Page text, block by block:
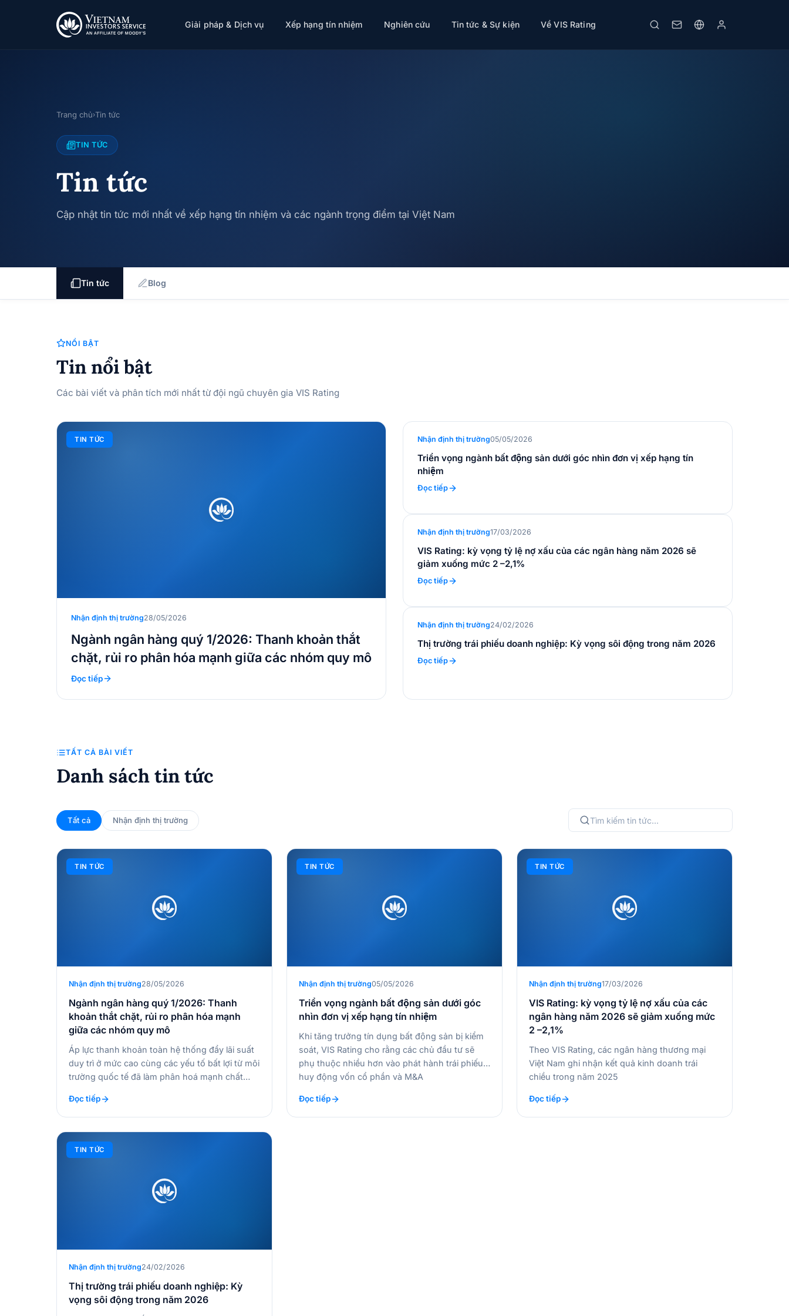
Giải pháp & Dịch vụ Xếp hạng tín nhiệm Nghiên cứu Tin tức & Sự kiện Về VIS Rating
Trang chủ›Tin tức
TIN TỨC
Tin tức
Cập nhật tin tức mới nhất về xếp hạng tín nhiệm và các ngành trọng điểm tại Việt Nam
Tin tức Blog
NỔI BẬT
Tin nổi bật
Các bài viết và phân tích mới nhất từ đội ngũ chuyên gia VIS Rating
TIN TỨC
Nhận định thị trường28/05/2026
Ngành ngân hàng quý 1/2026: Thanh khoản thắt
chặt, rủi ro phân hóa mạnh giữa các nhóm quy mô
Đọc tiếp
Nhận định thị trường05/05/2026
Triển vọng ngành bất động sản dưới góc nhìn đơn vị xếp hạng tín
nhiệm
Đọc tiếp
Nhận định thị trường17/03/2026
VIS Rating: kỳ vọng tỷ lệ nợ xấu của các ngân hàng năm 2026 sẽ
giảm xuống mức 2 –2,1%
Đọc tiếp
Nhận định thị trường24/02/2026
Thị trường trái phiếu doanh nghiệp: Kỳ vọng sôi động trong năm 2026
Đọc tiếp
TẤT CẢ BÀI VIẾT
Danh sách tin tức
Tất cả Nhận định thị trường
TIN TỨC
Nhận định thị trường28/05/2026
Ngành ngân hàng quý 1/2026: Thanh
khoản thắt chặt, rủi ro phân hóa mạnh
giữa các nhóm quy mô
Áp lực thanh khoản toàn hệ thống đẩy lãi suất
duy trì ở mức cao cùng các yếu tố bất lợi từ môi
trường quốc tế đã làm phân hoá mạnh chất
nhóm quy mô…
Đọc tiếp
TIN TỨC
Nhận định thị trường05/05/2026
Triển vọng ngành bất động sản dưới góc
nhìn đơn vị xếp hạng tín nhiệm
Khi tăng trưởng tín dụng bất động sản bị kiểm
soát, VIS Rating cho rằng các chủ đầu tư sẽ
phụ thuộc nhiều hơn vào phát hành trái phiếu,
huy động vốn cổ phần và M&A
Đọc tiếp
TIN TỨC
Nhận định thị trường17/03/2026
VIS Rating: kỳ vọng tỷ lệ nợ xấu của các
ngân hàng năm 2026 sẽ giảm xuống mức
2 –2,1%
Theo VIS Rating, các ngân hàng thương mại
Việt Nam ghi nhận kết quả kinh doanh trái
chiều trong năm 2025
Đọc tiếp
TIN TỨC
Nhận định thị trường24/02/2026
Thị trường trái phiếu doanh nghiệp: Kỳ
vọng sôi động trong năm 2026